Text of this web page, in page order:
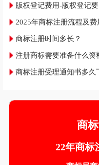
版权登记费用-版权登记要
2025年商标注册流程及
商标注册时间多长？
注册商标需要准备什么资
商标注册受理通知书多久
商
22年商标